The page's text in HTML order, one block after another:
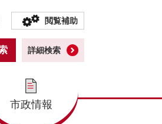
閲覧補助
市政情報
詳細検索